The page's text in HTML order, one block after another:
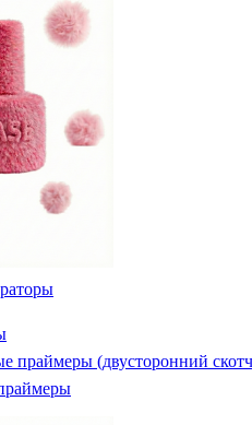
праймеры (двусторонний